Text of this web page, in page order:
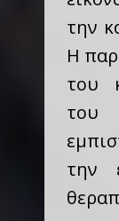
την
Η
του
την